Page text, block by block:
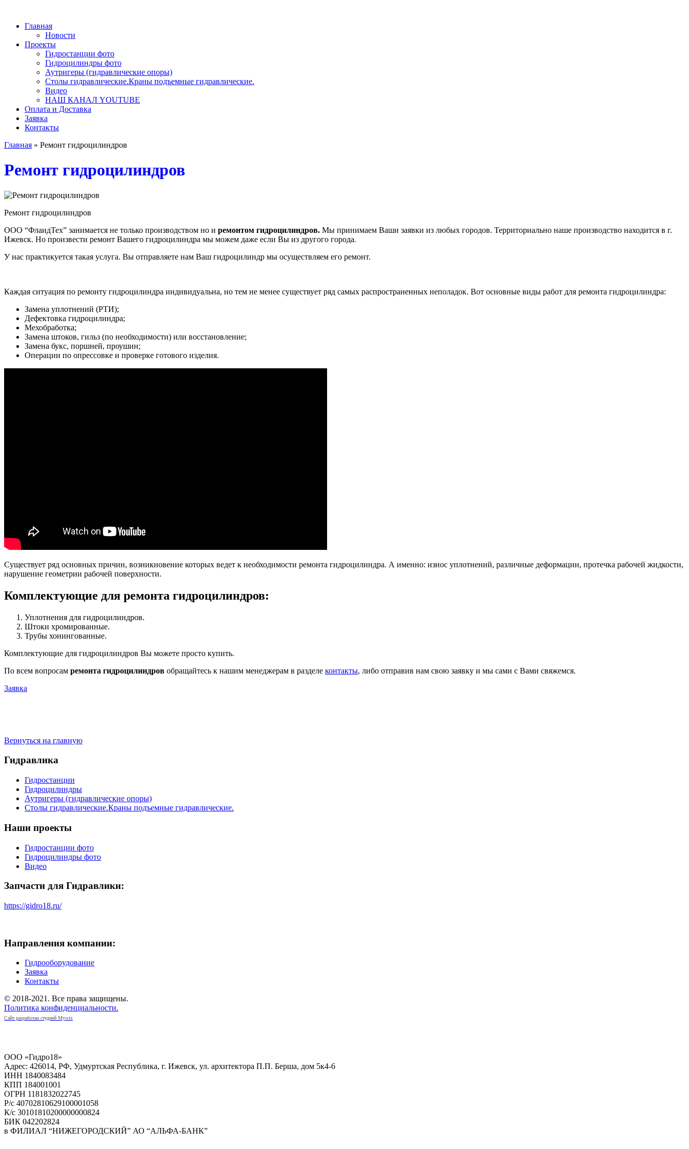
Главная
Новости
Проекты
Гидростанции фото
Гидроцилиндры фото
Аутригеры (гидравлические опоры)
Столы гидравлические.Краны подъемные гидравлические.
Видео
НАШ КАНАЛ YOUTUBE
Оплата и Доставка
Заявка
Контакты
Главная » Ремонт гидроцилиндров
Ремонт гидроцилиндров
Ремонт гидроцилиндров
ООО “ФлаидТех” занимается не только производством но и ремонтом гидроцилиндров. Мы принимаем Ваши заявки из любых городов. Территориально наше производство находится в г.
Ижевск. Но произвести ремонт Вашего гидроцилиндра мы можем даже если Вы из другого города.
У нас практикуется такая услуга. Вы отправляете нам Ваш гидроцилиндр мы осуществляем его ремонт.
Каждая ситуация по ремонту гидроцилиндра индивидуальна, но тем не менее существует ряд самых распространенных неполадок. Вот основные виды работ для ремонта гидроцилиндра:
Замена уплотнений (РТИ);
Дефектовка гидроцилиндра;
Мехобработка;
Замена штоков, гильз (по необходимости) или восстановление;
Замена букс, поршней, проушин;
Операции по опрессовке и проверке готового изделия.
Существует ряд основных причин, возникновение которых ведет к необходимости ремонта гидроцилиндра. А именно: износ уплотнений, различные деформации, протечка рабочей жидкости,
нарушение геометрии рабочей поверхности.
Комплектующие для ремонта гидроцилиндров:
Уплотнения для гидроцилиндров.
Штоки хромированные.
Трубы хонингованные.
Комплектующие для гидроцилиндров Вы можете просто купить.
По всем вопросам ремонта гидроцилиндров обращайтесь к нашим менеджерам в разделе контакты, либо отправив нам свою заявку и мы сами с Вами свяжемся.
Заявка
Вернуться на главную
Гидравлика
Гидростанции
Гидроцилиндры
Аутригеры (гидравлические опоры)
Столы гидравлические.Краны подъемные гидравлические.
Наши проекты
Гидростанции фото
Гидроцилиндры фото
Видео
Запчасти для Гидравлики:
https://gidro18.ru/
Направления компании:
Гидрооборудование
Заявка
Контакты
© 2018-2021. Все права защищены.
Политика конфиденциальности.
Сайт разработан студией Mywix
ООО «Гидро18»
Адрес: 426014, РФ, Удмуртская Республика, г. Ижевск, ул. архитектора П.П. Берша, дом 5к4-6
ИНН 1840083484
КПП 184001001
ОГРН 1181832022745
Р/с 40702810629100001058
К/с 30101810200000000824
БИК 042202824
в ФИЛИАЛ “НИЖЕГОРОДСКИЙ” АО “АЛЬФА-БАНК”